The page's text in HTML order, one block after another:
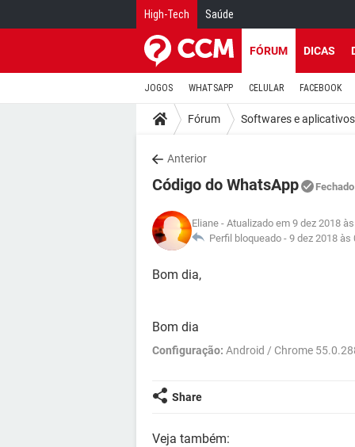
High-Tech Saúde
FÓRUM DICAS
JOGOS WHATSAPP CELULAR FACEBOOK
Fórum Softwares e aplicativos
Anterior
Código do WhatsApp Fechado
Eliane - Atualizado em 9 dez 2018
Perfil bloqueado - 9 dez 2018 às
Bom dia,
Bom dia
Configuração: Android / Chrome
Share
Veja também: